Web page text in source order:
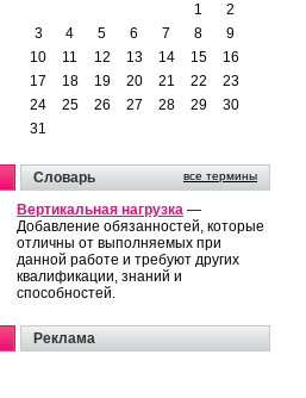
1
2
3
4 5 6 7 8
9
10
11 12 13 14 15
16
17
18 19 20 21 22
23
24
25 26 27 28 29
30
31
Словарь все термины
Вертикальная нагрузка —
Добавление обязанностей, которые
отличны от выполняемых при
данной работе и требуют других
квалификации, знаний и
способностей.
Реклама